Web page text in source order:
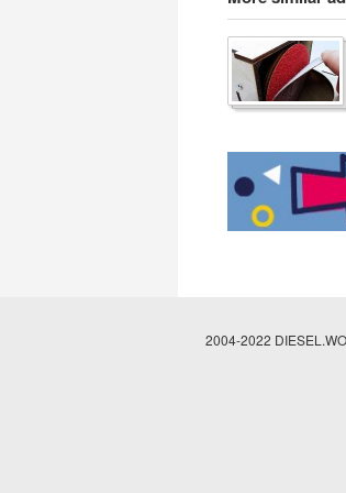
2004-2022